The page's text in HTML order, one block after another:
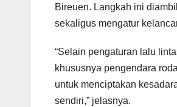
Bireuen. Langkah ini
sekaligus mengatur
“Selain pengaturan lalu
khususnya pengendara
untuk menciptakan
sendiri,” jelasnya.